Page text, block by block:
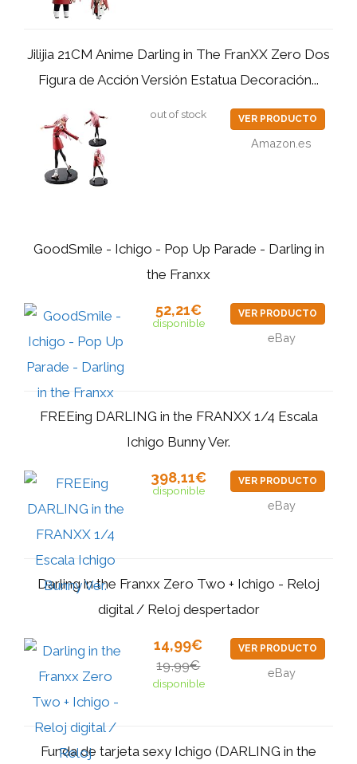
Jilijia 21CM Anime Darling in The FranXX Zero Dos
Figura de Acción Versión Estatua Decoración...
out of stock VER PRODUCTO
Amazon.es
GoodSmile - Ichigo - Pop Up Parade - Darling in
the Franxx
52,21€
disponible
VER PRODUCTO
eBay
FREEing DARLING in the FRANXX 1/4 Escala
Ichigo Bunny Ver.
398,11€
disponible
VER PRODUCTO
eBay
Darling in the Franxx Zero Two + Ichigo - Reloj
digital / Reloj despertador
14,99€
19,99€
disponible
VER PRODUCTO
eBay
Funda de tarjeta sexy Ichigo (DARLING in the